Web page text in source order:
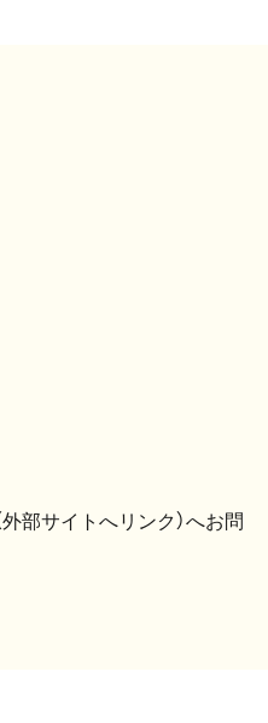
外部サイトへリンク）へお問